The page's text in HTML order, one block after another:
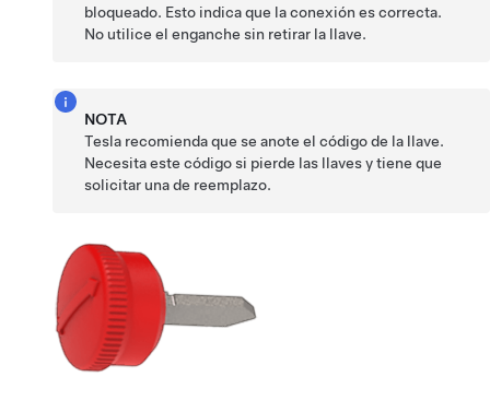
bloqueado. Esto indica que la conexión es correcta.
No utilice el enganche sin retirar la llave.
NOTA
Tesla recomienda que se anote el código de la llave.
Necesita este código si pierde las llaves y tiene que
solicitar una de reemplazo.